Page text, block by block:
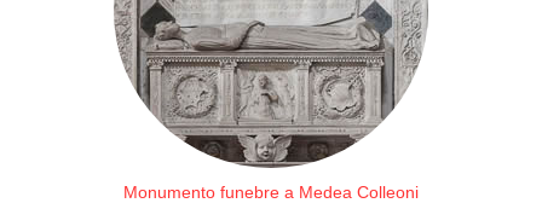
Monumento funebre a Medea Colleoni